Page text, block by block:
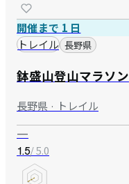
開催まで 1 日
トレイル 長野県
鉢盛山登山マラソン
長野県 · トレイル
—
1.5/ 5.0